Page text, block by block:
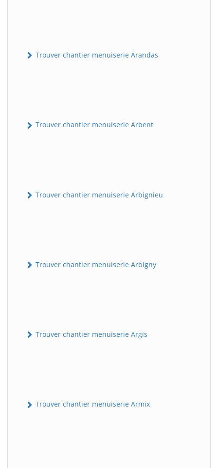
Trouver chantier menuiserie Arandas
Trouver chantier menuiserie Arbent
Trouver chantier menuiserie Arbignieu
Trouver chantier menuiserie Arbigny
Trouver chantier menuiserie Argis
Trouver chantier menuiserie Armix